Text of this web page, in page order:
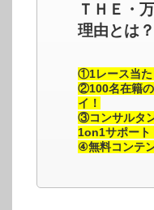
ＴＨＥ・
理由とは？
①1レース当た
②100名在籍
イ！
③コンサルタ
1on1サポート
④無料コンテ